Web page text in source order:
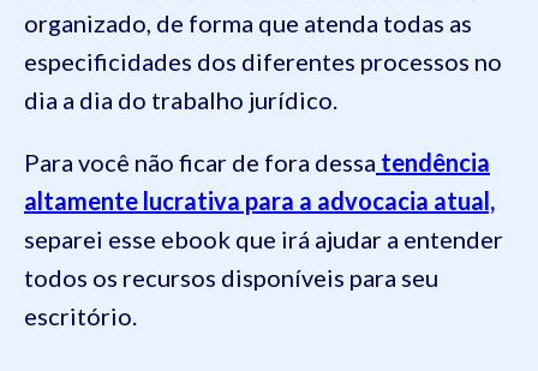
organizado, de forma que atenda todas as
especificidades dos diferentes processos no
dia a dia do trabalho jurídico.
Para você não ficar de fora dessa tendência
altamente lucrativa para a advocacia atual,
separei esse ebook que irá ajudar a entender
todos os recursos disponíveis para seu
escritório.